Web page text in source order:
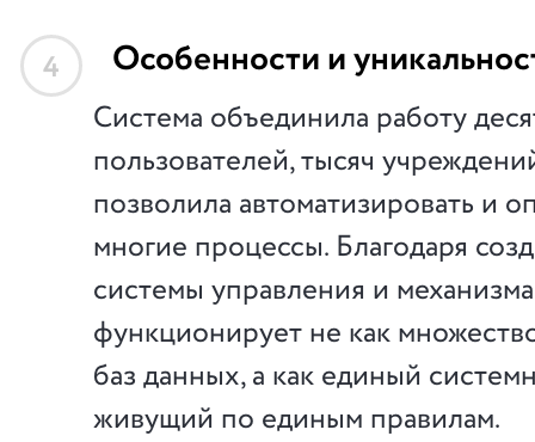
4 Особенности и
Система объединила работу
пользователей, тысяч
позволила автоматизировать и
многие процессы. Благодаря
системы управления и
функционирует не как
баз данных, а как единый
живущий по единым правилам.